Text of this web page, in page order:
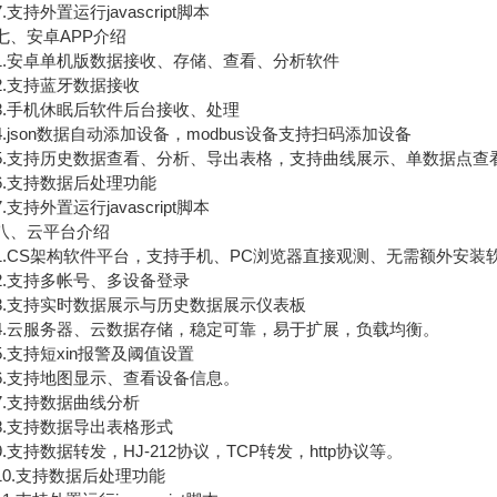
外置运行javascript脚本
安卓APP介绍
单机版数据接收、存储、查看、分析软件
持蓝牙数据接收
休眠后软件后台接收、处理
数据自动添加设备，modbus设备支持扫码添加设备
历史数据查看、分析、导出表格，支持曲线展示、单数据点查
持数据后处理功能
外置运行javascript脚本
云平台介绍
架构软件平台，支持手机、PC浏览器直接观测、无需额外安装软
多帐号、多设备登录
实时数据展示与历史数据展示仪表板
务器、云数据存储，稳定可靠，易于扩展，负载均衡。
短xin报警及阈值设置
地图显示、查看设备信息。
持数据曲线分析
持数据导出表格形式
数据转发，HJ-212协议，TCP转发，http协议等。
持数据后处理功能